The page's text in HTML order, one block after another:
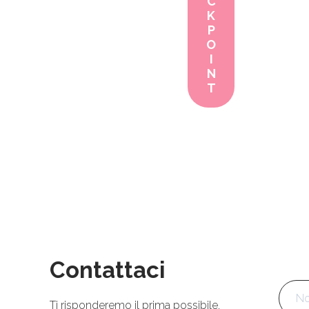
K
P
O
I
N
T
Contattaci
Ti risponderemo il prima possibile.